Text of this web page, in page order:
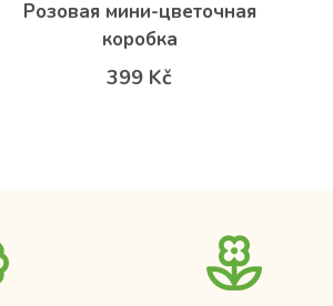
Розовая мини-цветочная
коробка
399 Kč